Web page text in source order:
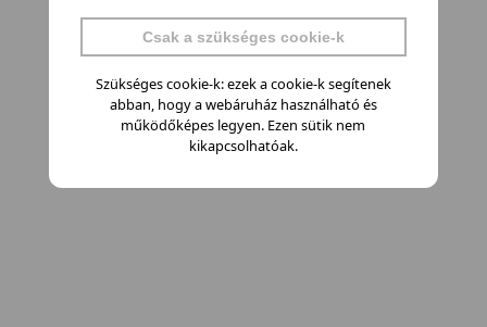
Csak a szükséges cookie-k
Szükséges cookie-k: ezek a cookie-k segítenek
abban, hogy a webáruház használható és
működőképes legyen. Ezen sütik nem
kikapcsolhatóak.